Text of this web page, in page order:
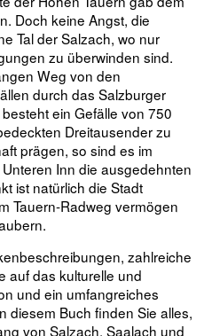
Doch keine Angst, die
Tal der Salzach, wo nur
zu überwinden sind.
Weg von den
durch das Salzburger
ein Gefälle von 750
Dreitausender zu
prägen, so sind es im
Inn die ausgedehnten
ist natürlich die Stadt
Tauern-Radweg vermögen
zahlreiche
auf das kulturelle und
und ein umfangreiches
diesem Buch finden Sie alles,
von Salzach, Saalach und